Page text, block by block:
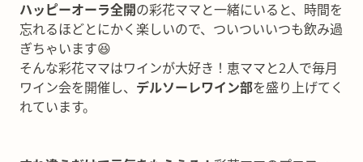
ハッピーオーラ全開の彩花ママと一緒にいると、時間を
忘れるほどとにかく楽しいので、ついついいつも飲み過
ぎちゃいます😆
そんな彩花ママはワインが大好き！恵ママと2人で毎月
ワイン会を開催し、 デルソーレワイン部を盛り上げてく
れています。